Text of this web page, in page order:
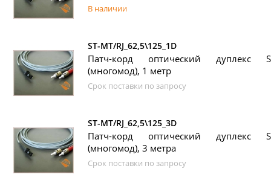
В наличии
ST-MT/RJ_62,5\125_1D
Патч-корд оптический дуплекс
(многомод), 1 метр
Срок поставки по запросу
ST-MT/RJ_62,5\125_3D
Патч-корд оптический дуплекс
(многомод), 3 метра
Срок поставки по запросу